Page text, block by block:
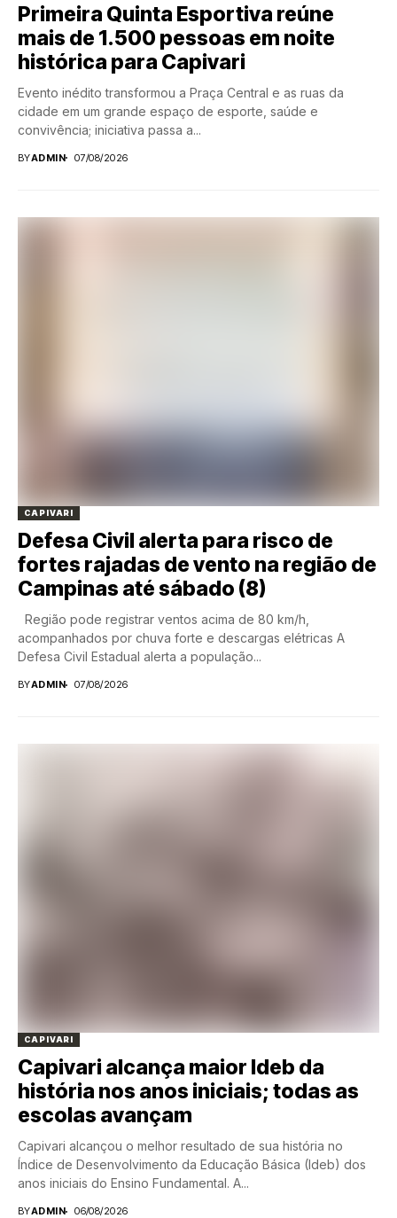
Primeira Quinta Esportiva reúne
mais de 1.500 pessoas em noite
histórica para Capivari
Evento inédito transformou a Praça Central e as ruas da
cidade em um grande espaço de esporte, saúde e
convivência; iniciativa passa a...
BYADMIN 07/08/2026
CAPIVARI
Defesa Civil alerta para risco de
fortes rajadas de vento na região de
Campinas até sábado (8)
Região pode registrar ventos acima de 80 km/h,
acompanhados por chuva forte e descargas elétricas A
Defesa Civil Estadual alerta a população...
BYADMIN 07/08/2026
CAPIVARI
Capivari alcança maior Ideb da
história nos anos iniciais; todas as
escolas avançam
Capivari alcançou o melhor resultado de sua história no
Índice de Desenvolvimento da Educação Básica (Ideb) dos
anos iniciais do Ensino Fundamental. A...
BYADMIN 06/08/2026